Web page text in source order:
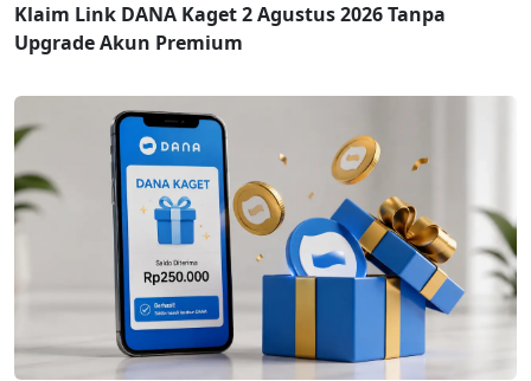
Klaim Link DANA Kaget 2 Agustus 2026 Tanpa
Upgrade Akun Premium